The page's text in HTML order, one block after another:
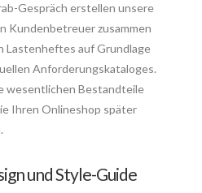
Gespräch erstellen unsere
Kundenbetreuer zusammen
Lastenheftes auf Grundlage
Anforderungskataloges.
wesentlichen Bestandteile
Ihren Onlineshop später
und Style-Guide